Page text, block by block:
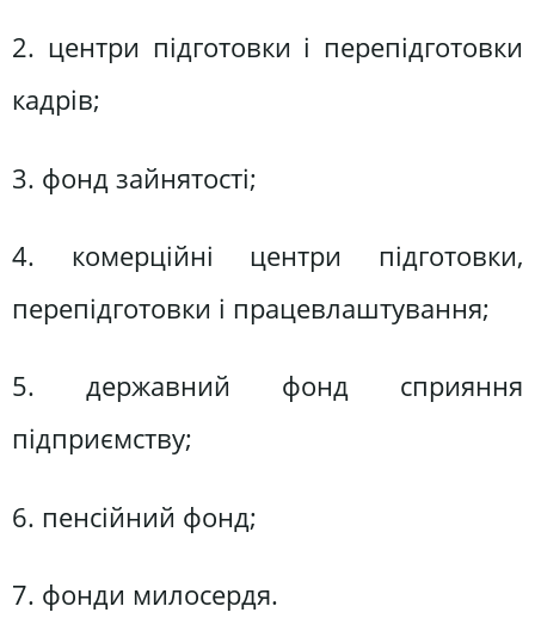
2. центри підготовки і перепідготовки
кадрів;
3. фонд зайнятості;
4. комерційні центри підготовки,
перепідготовки і працевлаштування;
5. державний фонд сприяння
підприємству;
6. пенсійний фонд;
7. фонди милосердя.